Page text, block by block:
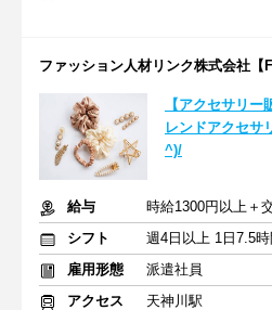
ファッション人材リンク株式会社【
【アクセサリ
レンドアクセサ
^)/
給与
時給1300円以上＋
シフト
週4日以上 1日7.5
雇用形態
派遣社員
アクセス
天神川駅